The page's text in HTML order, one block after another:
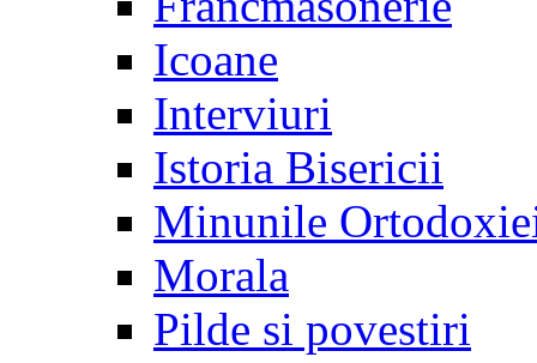
Icoane
Interviuri
Istoria Bisericii
Minunile
Morala
Pilde si povestiri